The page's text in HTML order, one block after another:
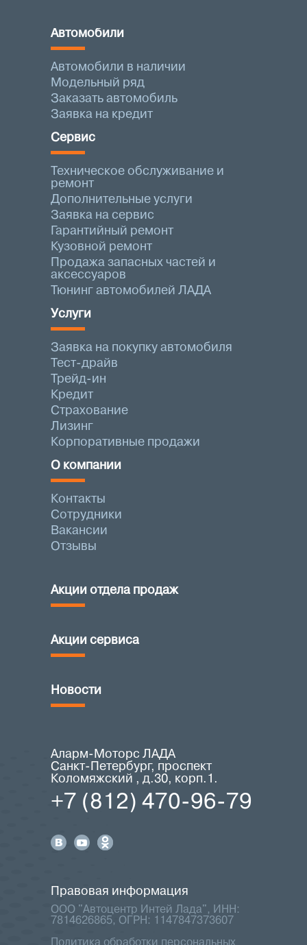
Автомобили
Автомобили в наличии
Модельный ряд
Заказать автомобиль
Заявка на кредит
Сервис
Техническое обслуживание и
ремонт
Дополнительные услуги
Заявка на сервис
Гарантийный ремонт
Кузовной ремонт
Продажа запасных частей и
аксессуаров
Тюнинг автомобилей ЛАДА
Услуги
Заявка на покупку автомобиля
Тест-драйв
Трейд-ин
Кредит
Страхование
Лизинг
Корпоративные продажи
О компании
Контакты
Сотрудники
Вакансии
Отзывы
Акции отдела продаж
Акции сервиса
Новости
Аларм-Моторс ЛАДА
Санкт-Петербург, проспект
Коломяжский , д.30, корп.1.
+7 (812) 470-96-79
Правовая информация
ООО "Автоцентр Интей Лада", ИНН:
7814626865, ОГРН: 1147847373607
Политика обработки персональных